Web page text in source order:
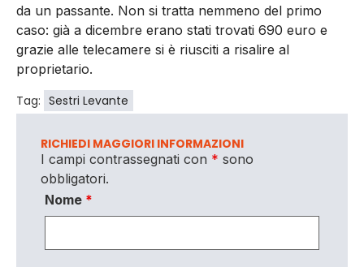
da un passante. Non si tratta nemmeno del primo
caso: già a dicembre erano stati trovati 690 euro e
grazie alle telecamere si è riusciti a risalire al
proprietario.
Tag: Sestri Levante
RICHIEDI MAGGIORI INFORMAZIONI
I campi contrassegnati con * sono
obbligatori.
Nome *